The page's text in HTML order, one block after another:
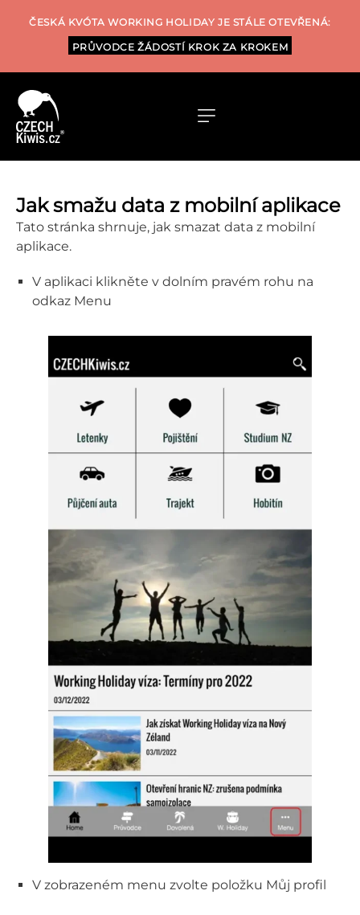
ČESKÁ KVÓTA WORKING HOLIDAY JE STÁLE OTEVŘENÁ:
PRŮVODCE ŽÁDOSTÍ KROK ZA KROKEM
Jak smažu data z mobilní aplikace
Tato stránka shrnuje, jak smazat data z mobilní
aplikace.
V aplikaci klikněte v dolním pravém rohu na
odkaz Menu
V zobrazeném menu zvolte položku Můj profil